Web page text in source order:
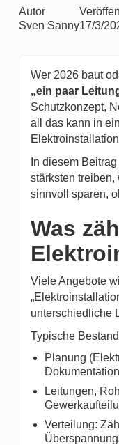
Autor
Sven Sanny17/3/
Wer 2026 baut
„ein paar
Schutzkonzept,
all das kann in
In diesem
stärksten
sinnvoll sparen,
Was
Viele Angebote
unterschiedliche
Typische
Planung
Leitungen,
Verteilung: